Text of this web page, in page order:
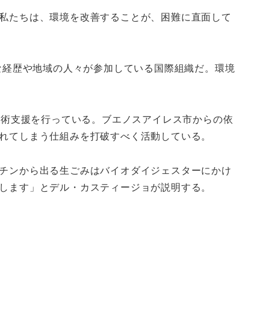
たちは、環境を改善することが、困難に直面して
歴や地域の人々が参加している国際組織だ。環境
支援を行っている。ブエノスアイレス市からの依
しまう仕組みを打破すべく活動している。
ンから出る生ごみはバイオダイジェスターにかけ
す」とデル・カスティージョが説明する。